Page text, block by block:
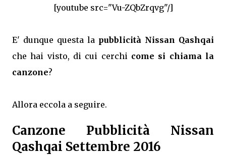
[youtube src="Vu-ZQbZrqvg"/]
E' dunque questa la pubblicità Nissan Qashqai
che hai visto, di cui cerchi come si chiama la
canzone?
Allora eccola a seguire.
Canzone Pubblicità Nissan
Qashqai Settembre 2016